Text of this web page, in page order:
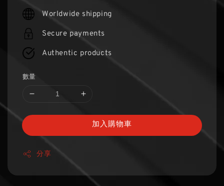
price
Worldwide shipping
Secure payments
Authentic products
數量
加入購物車
分享